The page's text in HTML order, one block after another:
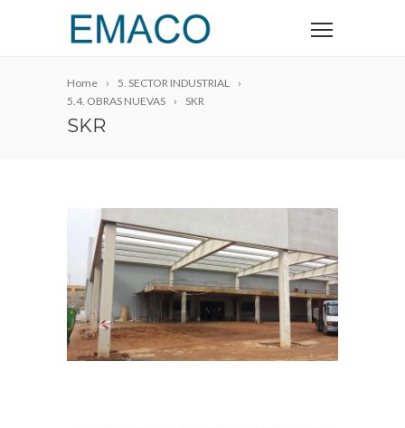
Home
5. SECTOR INDUSTRIAL
5.4. OBRAS NUEVAS
SKR
SKR